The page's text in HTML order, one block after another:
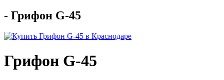
- Грифон G-45
Грифон G-45